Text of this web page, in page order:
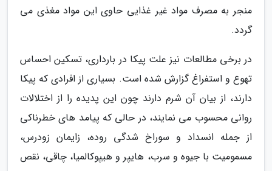
منجر به مصرف مواد غیر غذایی حاوی این مواد مغذی می
گردد.
در برخی مطالعات نیز علت پیکا در بارداری، تسکین احساس
تهوع و استفراغ گزارش شده است. بسیاری از افرادی که پیکا
دارند، از بیان آن شرم دارند چون این پدیده را از اختلالات
روانی محسوب می نمایند، در حالی که پیامد های خطرناکی
از جمله انسداد و سوراخ شدگی روده، زایمان زودرس،
مسمومیت با جیوه و سرب، هایپر و هیپوکالمیا، چاقی، نقص